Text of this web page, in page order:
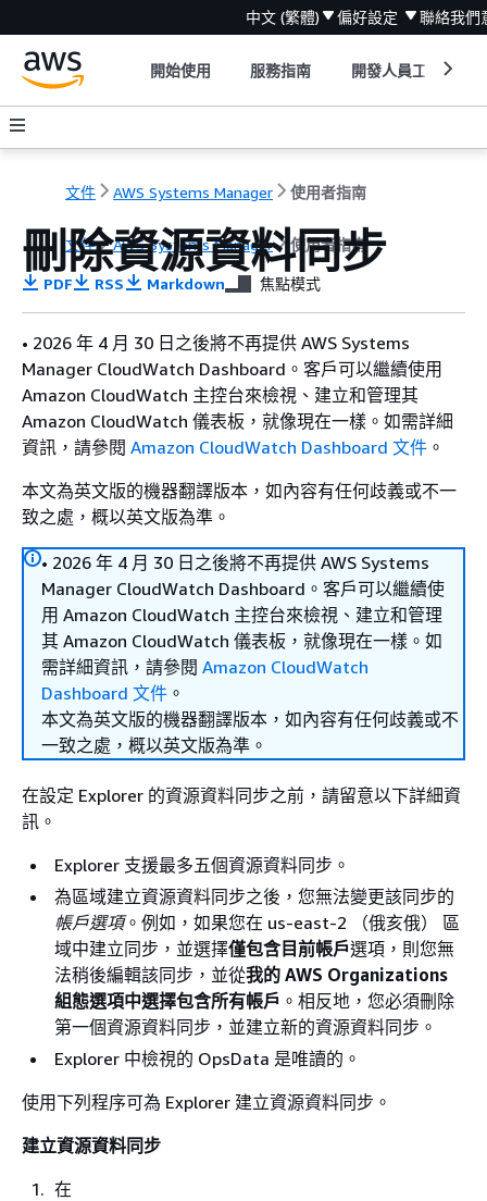
中文 (繁體) 偏好設定 聯絡我們
開始使用 服務指南 開發人員工具
文件 AWS Systems Manager 使用者指南
文件 AWS Systems Manager 使用者指南
刪除資源資料同步
PDF RSS Markdown 焦點模式
• 2026 年 4 月 30 日之後將不再提供 AWS Systems
Manager CloudWatch Dashboard。客戶可以繼續使用
Amazon CloudWatch 主控台來檢視、建立和管理其
Amazon CloudWatch 儀表板，就像現在一樣。如需詳細
資訊，請參閱 Amazon CloudWatch Dashboard 文件 。
本文為英文版的機器翻譯版本，如內容有任何歧義或不一
致之處，概以英文版為準。
• 2026 年 4 月 30 日之後將不再提供 AWS Systems
Manager CloudWatch Dashboard。客戶可以繼續使
用 Amazon CloudWatch 主控台來檢視、建立和管理
其 Amazon CloudWatch 儀表板，就像現在一樣。如
需詳細資訊，請參閱 Amazon CloudWatch
Dashboard 文件 。
本文為英文版的機器翻譯版本，如內容有任何歧義或不
一致之處，概以英文版為準。
在設定 Explorer 的資源資料同步之前，請留意以下詳細資
訊。
Explorer 支援最多五個資源資料同步。
為區域建立資源資料同步之後，您無法變更該同步的
帳戶選項。例如，如果您在 us-east-2 （俄亥俄） 區
域中建立同步，並選擇僅包含目前帳戶選項，則您無
法稍後編輯該同步，並從我的 AWS Organizations
組態選項中選擇包含所有帳戶 。相反地，您必須刪除
第一個資源資料同步，並建立新的資源資料同步。
Explorer 中檢視的 OpsData 是唯讀的。
使用下列程序可為 Explorer 建立資源資料同步。
建立資源資料同步
在